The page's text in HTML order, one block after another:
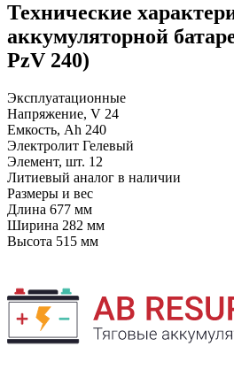
Технические
аккумуляторной
PzV 240)
Эксплуатационные
Напряжение, V 24
Емкость, Ah 240
Электролит Гелевый
Элемент, шт. 12
Литиевый аналог в наличии
Размеры и вес
Длина 677 мм
Ширина 282 мм
Высота 515 мм